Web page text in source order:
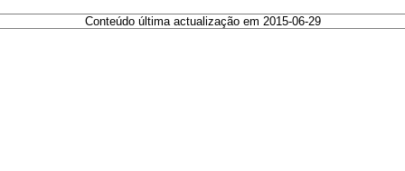
Conteúdo última actualização em 2015-06-29